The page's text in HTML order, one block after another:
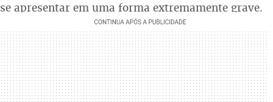
se apresentar em uma forma extremamente grave.